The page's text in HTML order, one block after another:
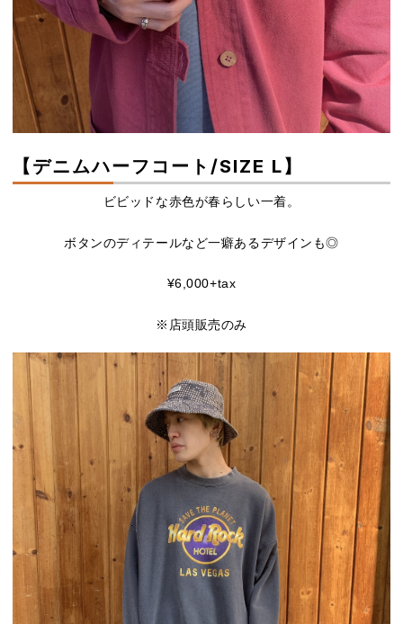
【デニムハーフコート/SIZE L】
ビビッドな赤色が春らしい一着。
ボタンのディテールなど一癖あるデザインも◎
¥6,000+tax
※店頭販売のみ